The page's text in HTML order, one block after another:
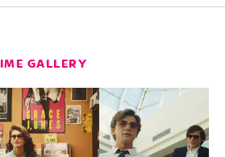
GALLERY